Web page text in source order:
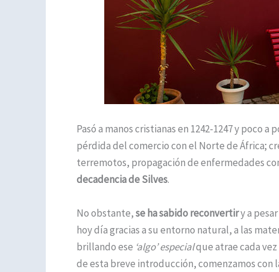
Pasó a manos cristianas en 1242-1247 y poco
pérdida del comercio con el Norte de África;
terremotos, propagación de enfermedades
decadencia de Silves.
No obstante,se ha sabido reconvertiry a
hoy día gracias a su entorno natural, a las
brillando ese ‘algo’ especialque atrae cada vez
de esta breve introducción, comenzamos con